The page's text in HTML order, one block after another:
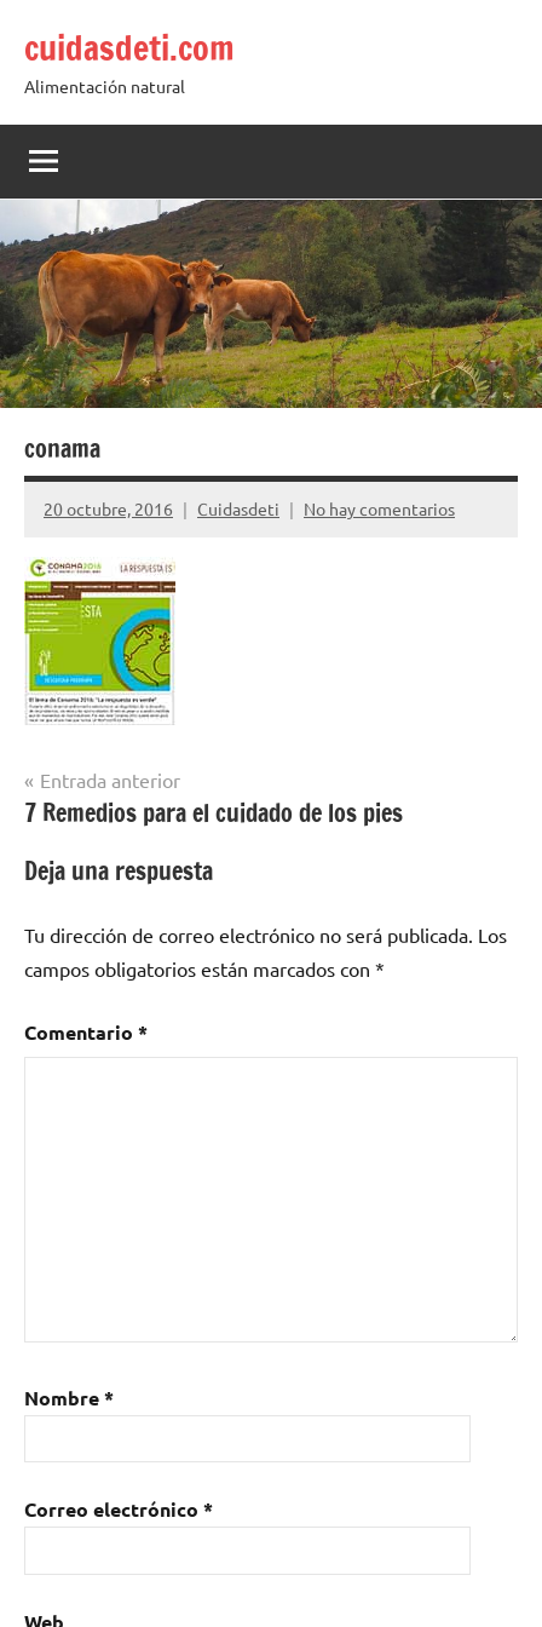
contenido
cuidasdeti.com
Alimentación natural
conama
20 octubre, 2016 Cuidasdeti No hay comentarios
Navegación
de
entradas
Entrada anterior
7 Remedios para el cuidado de los pies
Deja una respuesta
Tu dirección de correo electrónico no será publicada. Los
campos obligatorios están marcados con *
Comentario *
Nombre*
Correo electrónico *
Web